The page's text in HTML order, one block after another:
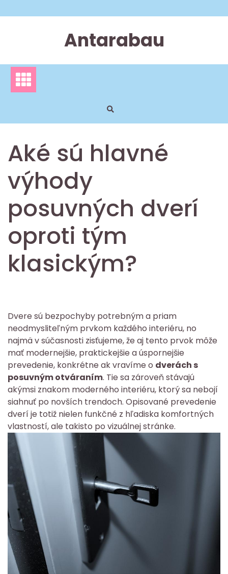
to
Antarabau
Aké sú hlavné
výhody
posuvných dverí
oproti tým
klasickým?
Dvere sú bezpochyby potrebným a priam
neodmysliteľným prvkom každého interiéru, no
najmä v súčasnosti zisťujeme, že aj tento prvok môže
mať modernejšie, praktickejšie a úspornejšie
prevedenie, konkrétne ak vravíme o dverách s
posuvným otváraním. Tie sa zároveň stávajú
akýmsi znakom moderného interiéru, ktorý sa nebojí
siahnuť po novších trendoch. Opisované prevedenie
dverí je totiž nielen funkčné z hľadiska komfortných
vlastností, ale takisto po vizuálnej stránke.